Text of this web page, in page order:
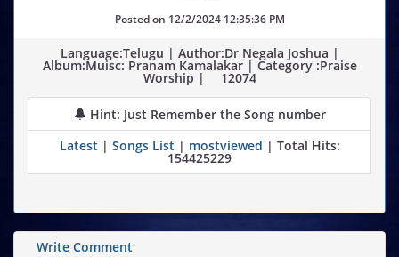
Posted on 12/2/2024 12:35:36 PM
Language:Telugu | Author:Dr Negala Joshua |
Album:Muisc: Pranam Kamalakar | Category :Praise
Worship | 12074
Hint: Just Remember the Song number
Latest | Songs List | mostviewed | Total Hits:
154425229
Write Comment